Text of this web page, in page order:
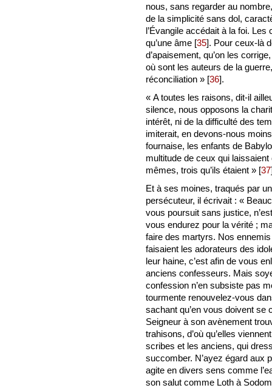
nous, sans regarder au
de la simplicité sans dol,
l’Évangile accédait à la foi.
qu’une âme [35]. Pour ceux-là
d’apaisement, qu’on les
où sont les auteurs de la
réconciliation » [36].
« A toutes les raisons, dit-il
silence, nous opposons la
intérêt, ni de la difficulté des
imiterait, en devons-nous
fournaise, les enfants de
multitude de ceux qui
mêmes, trois qu’ils étaient » [37
Et à ses moines, traqués par
persécuteur, il écrivait : «
vous poursuit sans justice,
vous endurez pour la vérité ;
faire des martyrs. Nos
faisaient les adorateurs des
leur haine, c’est afin de vous
anciens confesseurs. Mais
confession n’en subsiste pas
tourmente renouvelez-vous
sachant qu’en vous doivent se
Seigneur à son avènement
trahisons, d’où qu’elles
scribes et les anciens, qui
succomber. N’ayez égard aux
agite en divers sens comme
son salut comme Loth à